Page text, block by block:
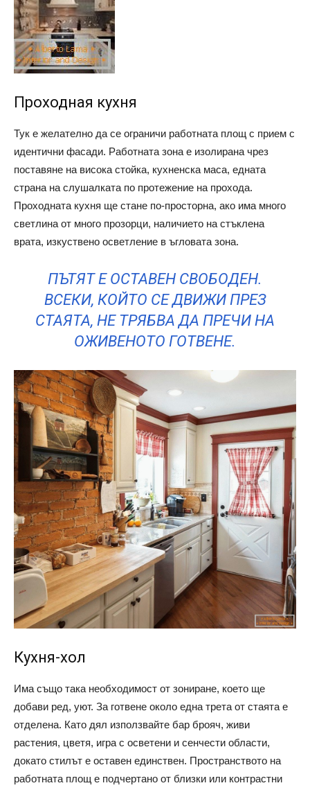
Проходная кухня
Тук е желателно да се ограничи работната площ с прием с
идентични фасади. Работната зона е изолирана чрез
поставяне на висока стойка, кухненска маса, едната
страна на слушалката по протежение на прохода.
Проходната кухня ще стане по-просторна, ако има много
светлина от много прозорци, наличието на стъклена
врата, изкуствено осветление в ъгловата зона.
ПЪТЯТ Е ОСТАВЕН СВОБОДЕН.
ВСЕКИ, КОЙТО СЕ ДВИЖИ ПРЕЗ
СТАЯТА, НЕ ТРЯБВА ДА ПРЕЧИ НА
ОЖИВЕНОТО ГОТВЕНЕ.
Кухня-хол
Има също така необходимост от зониране, което ще
добави ред, уют. За готвене около една трета от стаята е
отделена. Като дял използвайте бар брояч, живи
растения, цветя, игра с осветени и сенчести области,
докато стилът е оставен единствен. Пространството на
работната площ е подчертано от близки или контрастни